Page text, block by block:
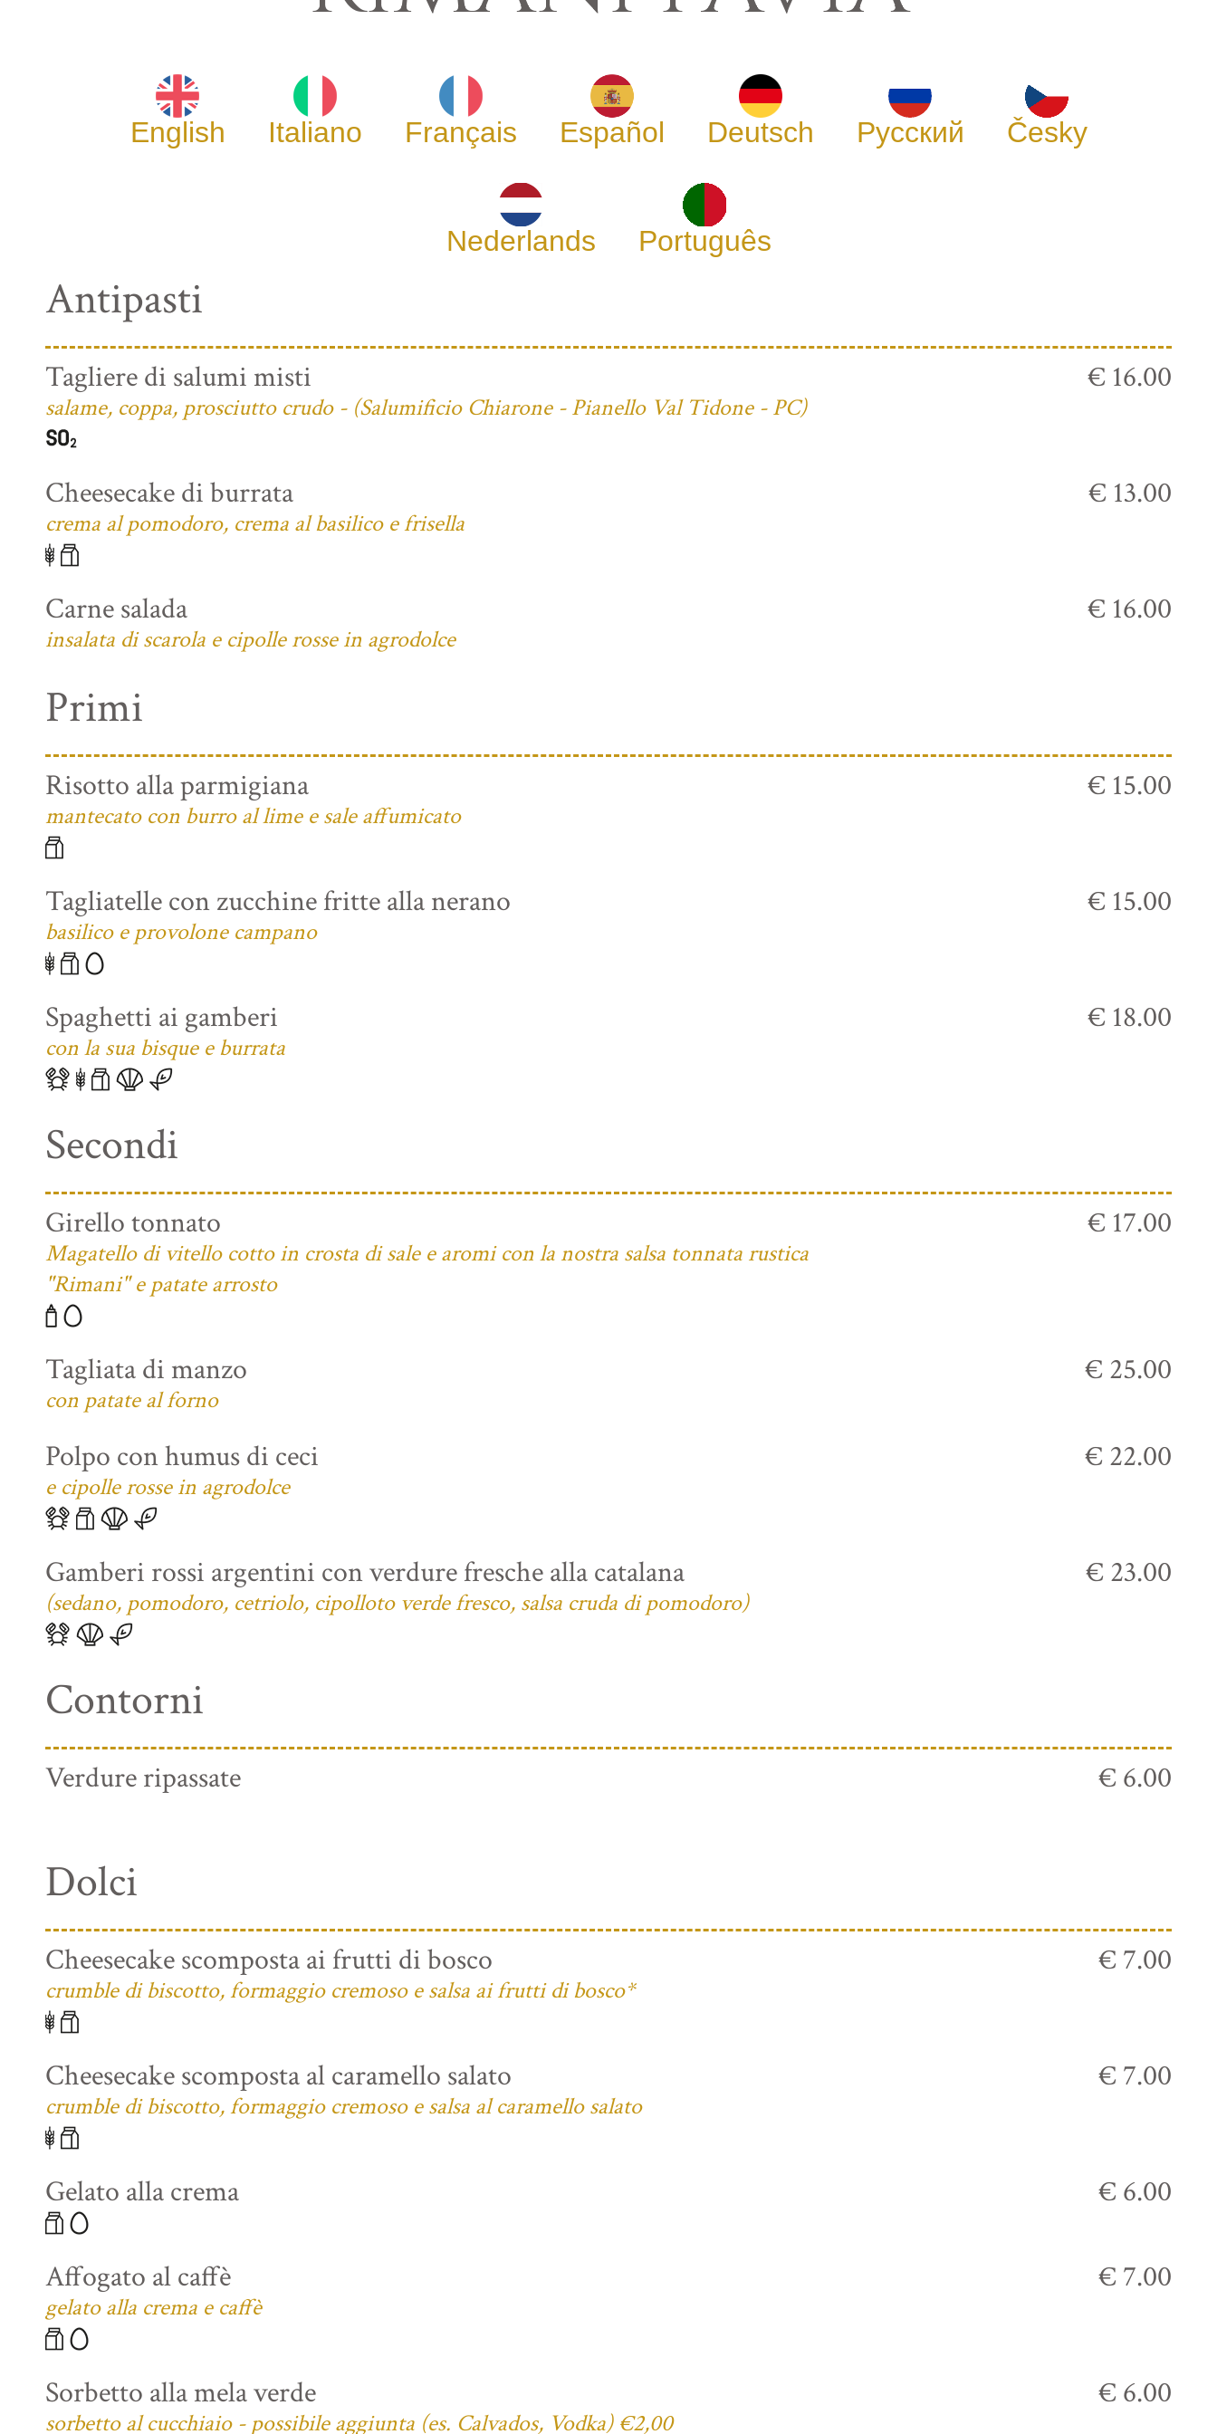
English Italiano Français Español Deutsch Русский Česky
Nederlands Português
Antipasti
Tagliere di salumi misti
salame, coppa, prosciutto crudo - (Salumificio Chiarone - Pianello Val Tidone - PC)
€ 16.00
Cheesecake di burrata
crema al pomodoro, crema al basilico e frisella
€ 13.00
Carne salada
insalata di scarola e cipolle rosse in agrodolce
€ 16.00
Primi
Risotto alla parmigiana
mantecato con burro al lime e sale affumicato
€ 15.00
Tagliatelle con zucchine fritte alla nerano
basilico e provolone campano
€ 15.00
Spaghetti ai gamberi
con la sua bisque e burrata
€ 18.00
Secondi
Girello tonnato
Magatello di vitello cotto in crosta di sale e aromi con la nostra salsa tonnata rustica
"Rimani" e patate arrosto
€ 17.00
Tagliata di manzo
con patate al forno
€ 25.00
Polpo con humus di ceci
e cipolle rosse in agrodolce
€ 22.00
Gamberi rossi argentini con verdure fresche alla catalana
(sedano, pomodoro, cetriolo, cipolloto verde fresco, salsa cruda di pomodoro)
€ 23.00
Contorni
Verdure ripassate € 6.00
Dolci
Cheesecake scomposta ai frutti di bosco
crumble di biscotto, formaggio cremoso e salsa ai frutti di bosco*
€ 7.00
Cheesecake scomposta al caramello salato
crumble di biscotto, formaggio cremoso e salsa al caramello salato
€ 7.00
Gelato alla crema € 6.00
Affogato al caffè
gelato alla crema e caffè
€ 7.00
Sorbetto alla mela verde
sorbetto al cucchiaio - possibile aggiunta (es. Calvados, Vodka) €2,00
€ 6.00